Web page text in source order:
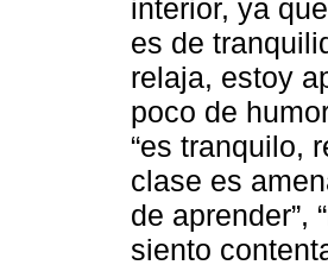
interior, ya
es de
relaja, estoy
poco de
“es tranquilo,
clase es
de aprender”,
siento